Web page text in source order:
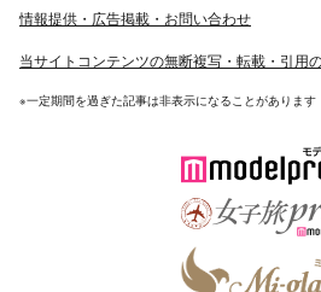
情報提供・広告掲載・お問い合わせ
当サイトコンテンツの無断複写・転載・引用
※一定期間を過ぎた記事は非表示になることがあります